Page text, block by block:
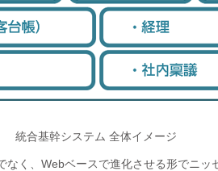
統合基幹システム 全体イメージ
く、Webベースで進化させる形でニ